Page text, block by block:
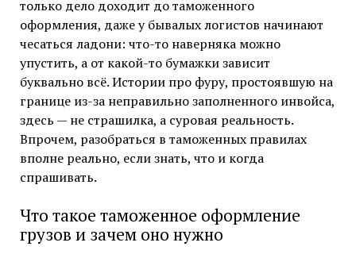
только дело доходит до таможенного
оформления, даже у бывалых логистов начинают
чесаться ладони: что-то наверняка можно
упустить, а от какой-то бумажки зависит
буквально всё. Истории про фуру, простоявшую на
границе из-за неправильно заполненного инвойса,
здесь — не страшилка, а суровая реальность.
Впрочем, разобраться в таможенных правилах
вполне реально, если знать, что и когда
спрашивать.
Что такое таможенное оформление
грузов и зачем оно нужно